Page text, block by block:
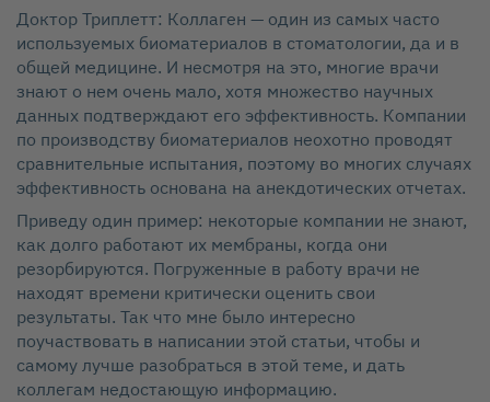
Доктор Триплетт: Коллаген — один из самых часто
используемых биоматериалов в стоматологии, да и в
общей медицине. И несмотря на это, многие врачи
знают о нем очень мало, хотя множество научных
данных подтверждают его эффективность. Компании
по производству биоматериалов неохотно проводят
сравнительные испытания, поэтому во многих случаях
эффективность основана на анекдотических отчетах.
Приведу один пример: некоторые компании не знают,
как долго работают их мембраны, когда они
резорбируются. Погруженные в работу врачи не
находят времени критически оценить свои
результаты. Так что мне было интересно
поучаствовать в написании этой статьи, чтобы и
самому лучше разобраться в этой теме, и дать
коллегам недостающую информацию.